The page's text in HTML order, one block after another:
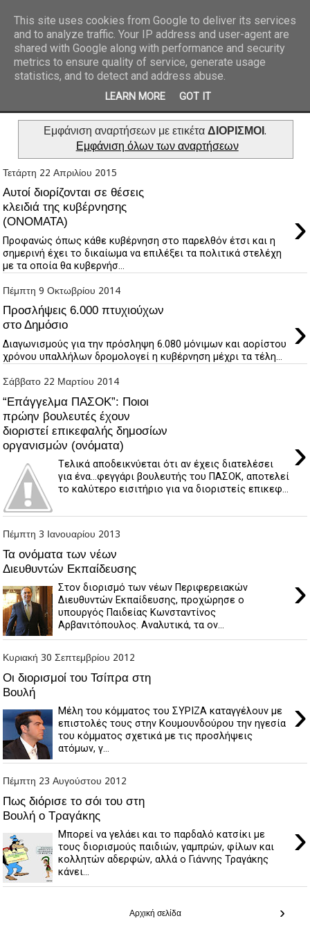
REPORTAZ NET
Εμφάνιση αναρτήσεων με ετικέτα ΔΙΟΡΙΣΜΟΙ.
Εμφάνιση όλων των αναρτήσεων
Τετάρτη 22 Απριλίου 2015
Αυτοί διορίζονται σε θέσεις
κλειδιά της κυβέρνησης
(ΟΝΟΜΑΤΑ)
›
Προφανώς όπως κάθε κυβέρνηση στο παρελθόν έτσι και η
σημερινή έχει το δικαίωμα να επιλέξει τα πολιτικά στελέχη
με τα οποία θα κυβερνήσ...
Πέμπτη 9 Οκτωβρίου 2014
Προσλήψεις 6.000 πτυχιούχων
στο Δημόσιο
›
Διαγωνισμούς για την πρόσληψη 6.080 μόνιμων και αορίστου
χρόνου υπαλλήλων δρομολογεί η κυβέρνηση μέχρι τα τέλη...
Σάββατο 22 Μαρτίου 2014
“Eπάγγελμα ΠΑΣΟΚ”: Ποιοι
πρώην βουλευτές έχουν
διοριστεί επικεφαλής δημοσίων
οργανισμών (ονόματα)
›
Tελικά αποδεικνύεται ότι αν έχεις διατελέσει
για ένα…φεγγάρι βουλευτής του ΠΑΣΟΚ, αποτελεί
το καλύτερο εισιτήριο για να διοριστείς επικεφ...
Πέμπτη 3 Ιανουαρίου 2013
Τα ονόματα των νέων
Διευθυντών Εκπαίδευσης
›
Στον διορισμό των νέων Περιφερειακών
Διευθυντών Εκπαίδευσης, προχώρησε ο
υπουργός Παιδείας Κωνσταντίνος
Αρβανιτόπουλος. Αναλυτικά, τα ον...
Κυριακή 30 Σεπτεμβρίου 2012
Οι διορισμοί του Τσίπρα στη
Βουλή
›
Μέλη του κόμματος του ΣΥΡΙΖΑ καταγγέλουν με
επιστολές τους στην Κουμουνδούρου την ηγεσία
του κόμματος σχετικά με τις προσλήψεις
ατόμων, γ...
Πέμπτη 23 Αυγούστου 2012
Πως διόρισε το σόι του στη
Βουλή ο Τραγάκης
›
Μπορεί να γελάει και το παρδαλό κατσίκι με
τους διορισμούς παιδιών, γαμπρών, φίλων και
κολλητών αδερφών, αλλά ο Γιάννης Τραγάκης
κάνει...
›
Αρχική σελίδα
This site uses cookies from Google to deliver its services
and to analyze traffic. Your IP address and user-agent are
shared with Google along with performance and security
metrics to ensure quality of service, generate usage
statistics, and to detect and address abuse.
LEARN MORE GOT IT